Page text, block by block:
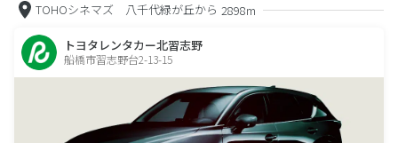
TOHOシネマズ 八千代緑が丘から 2898m
トヨタレンタカー北習志野
船橋市習志野台2-13-15